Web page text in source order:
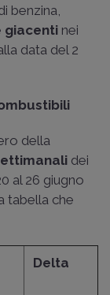
benzina,
giacenti nei
data del 2
della
dei
al 26 giugno
tabella che
Delta